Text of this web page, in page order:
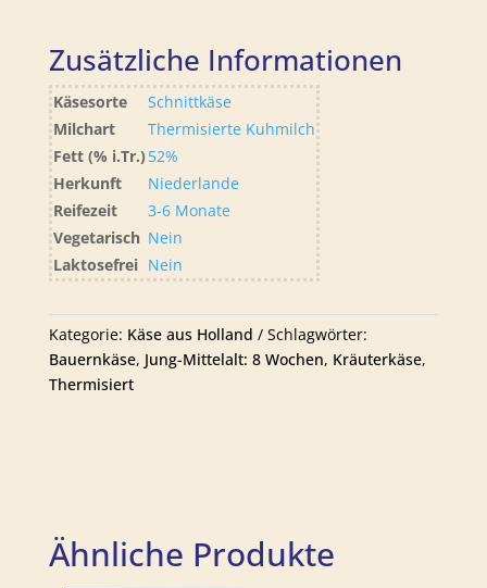
Zusätzliche Informationen
Käsesorte
Schnittkäse
Milchart
Thermisierte Kuhmilch
Fett (% i.Tr.) 52%
Herkunft
Niederlande
Reifezeit
3-6 Monate
Vegetarisch Nein
Laktosefrei Nein
Kategorie: Käse aus Holland
Schlagwörter:
Bauernkäse, Jung-Mittelalt: 8 Wochen, Kräuterkäse,
Thermisiert
Ähnliche Produkte